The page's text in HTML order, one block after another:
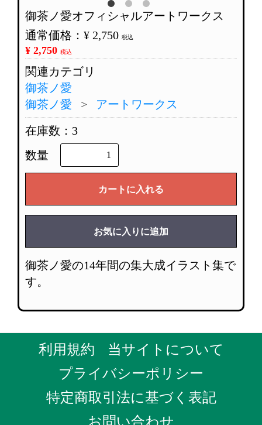
御茶ノ愛オフィシャルアートワークス
通常価格：¥ 2,750 税込
¥ 2,750 税込
関連カテゴリ
御茶ノ愛
御茶ノ愛
アートワークス
在庫数：3
数量
カートに入れる
お気に入りに追加
御茶ノ愛の14年間の集大成イラスト集で
す。
利用規約
当サイトについて
プライバシーポリシー
特定商取引法に基づく表記
お問い合わせ